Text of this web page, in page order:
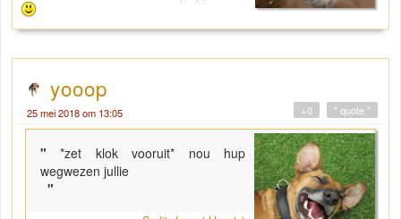
yooop
25 mei 2018 om 13:05 " quote "
+0
"*zet klok vooruit* nou hup
wegwezen jullie
"